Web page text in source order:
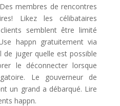
membres de rencontres
Likez les célibataires
semblent être limité
happn gratuitement via
de juger quelle est possible
le déconnecter lorsque
Le gouverneur de
un grand a débarqué. Lire
happn.